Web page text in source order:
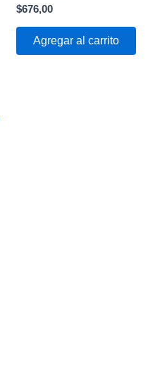
$676,00
Agregar al carrito